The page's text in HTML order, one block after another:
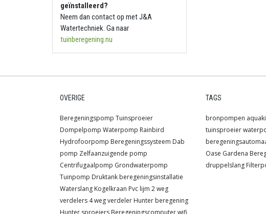
geïnstalleerd?
Neem dan contact op met J&A
Watertechniek. Ga naar
tuinberegening.nu
OVERIGE
Beregeningspomp Tuinsproeier
Dompelpomp Waterpomp Rainbird
Hydrofoorpomp Beregeningssysteem Dab
pomp Zelfaanzuigende pomp
Centrifugaalpomp Grondwaterpomp
Tuinpomp Druktank beregeningsinstallatie
Waterslang Kogelkraan Pvc lijm 2 weg
verdelers 4 weg verdeler Hunter beregening
TAGS
bronpompen
tuinsproeier
Oase Gardena
druppelslang